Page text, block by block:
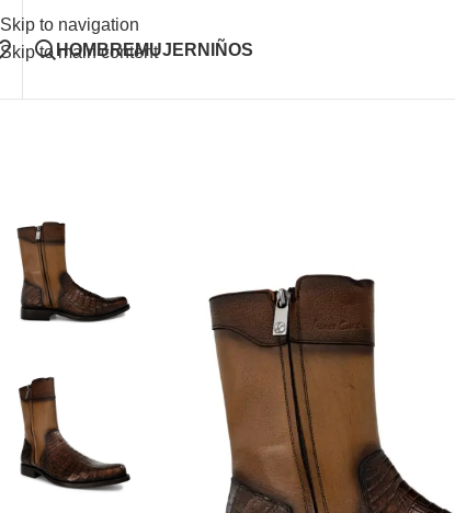
Skip to navigation
Skip to main content
HOMBREMUJER NIÑOS